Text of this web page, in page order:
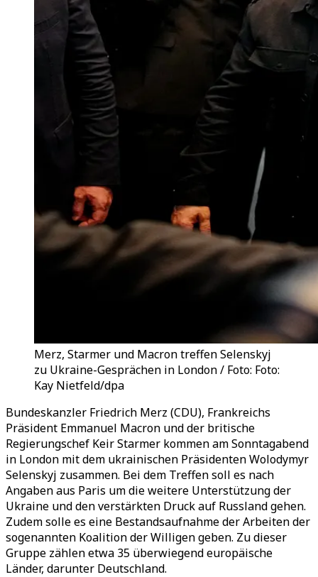
Merz, Starmer und Macron treffen Selenskyj
zu Ukraine-Gesprächen in London / Foto: Foto:
Kay Nietfeld/dpa
Bundeskanzler Friedrich Merz (CDU), Frankreichs
Präsident Emmanuel Macron und der britische
Regierungschef Keir Starmer kommen am Sonntagabend
in London mit dem ukrainischen Präsidenten Wolodymyr
Selenskyj zusammen. Bei dem Treffen soll es nach
Angaben aus Paris um die weitere Unterstützung der
Ukraine und den verstärkten Druck auf Russland gehen.
Zudem solle es eine Bestandsaufnahme der Arbeiten der
sogenannten Koalition der Willigen geben. Zu dieser
Gruppe zählen etwa 35 überwiegend europäische
Länder, darunter Deutschland.